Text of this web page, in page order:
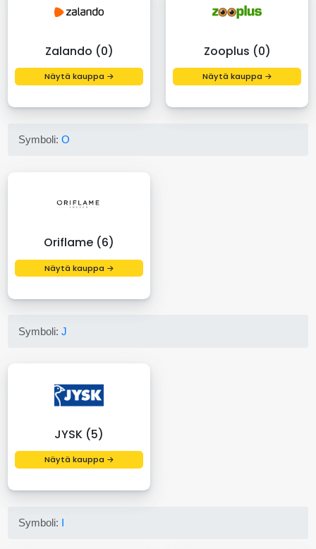
Zalando (0)
Näytä kauppa →
Zooplus (0)
Näytä kauppa →
Symboli:O
Oriflame (6)
Näytä kauppa →
Symboli:J
JYSK (5)
Näytä kauppa →
Symboli: I